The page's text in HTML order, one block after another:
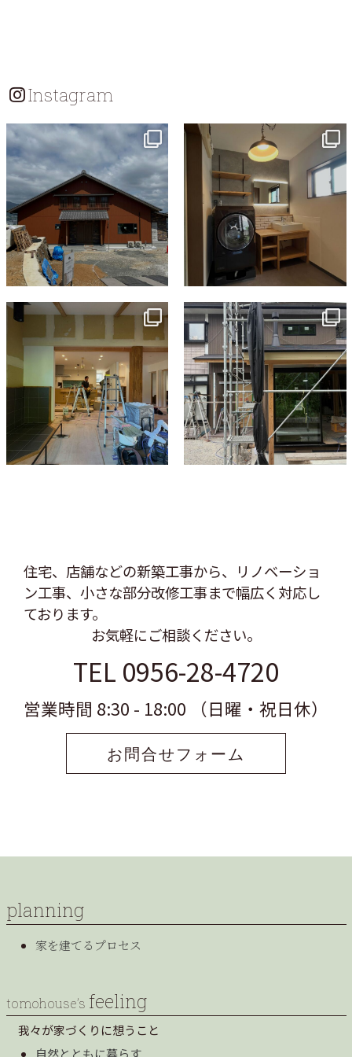
Instagram
tomohouseinc
tomohouseinc
7月 13
tomohouseinc
tomohouseinc
6月 3
住宅、店舗などの新築工事から、リノベーショ
ン工事、 小さな部分改修工事まで幅広く対応し
ております。
お気軽にご相談ください。
TEL 0956-28-4720
営業時間 8:30 - 18:00 （日曜・祝日休）
お問合せフォーム
planning
家を建てるプロセス
tomohouse’s feeling
我々が家づくりに想うこと
自然とともに暮らす